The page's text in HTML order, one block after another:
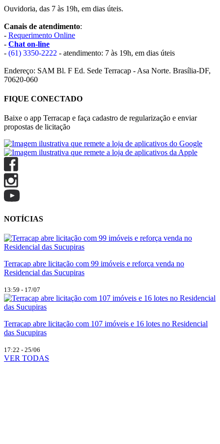
Ouvidoria, das 7 às 19h, em dias úteis.
Canais de atendimento:
- Requerimento Online
- Chat on-line
- (61) 3350-2222 - atendimento: 7 às 19h, em dias úteis
Endereço: SAM Bl. F Ed. Sede Terracap - Asa Norte. Brasília-DF,
70620-060
FIQUE CONECTADO
Baixe o app Terracap e faça cadastro de regularização e enviar
propostas de licitação
NOTÍCIAS
Terracap abre licitação com 99 imóveis e reforça venda no
Residencial das Sucupiras
13:59 - 17/07
Terracap abre licitação com 107 imóveis e 16 lotes no Residencial
das Sucupiras
17:22 - 25/06
VER TODAS